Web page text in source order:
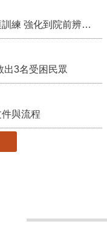
頭屋分隊辦理「六大致命胸痛」救護訓練 強化到院前辨識能力 提升緊急救護品質
出3名受困民眾
與流程